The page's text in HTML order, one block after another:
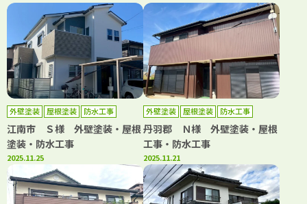
外壁塗装 屋根塗装 防水工事
江南市 Ｓ様 外壁塗装・屋根
塗装・防水工事
2025.11.25
外壁塗装 屋根塗装 防水工事
丹羽郡 Ｎ様 外壁塗装・屋根
工事・防水工事
2025.11.21